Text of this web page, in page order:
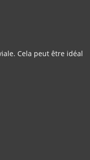
Cela peut être idéal